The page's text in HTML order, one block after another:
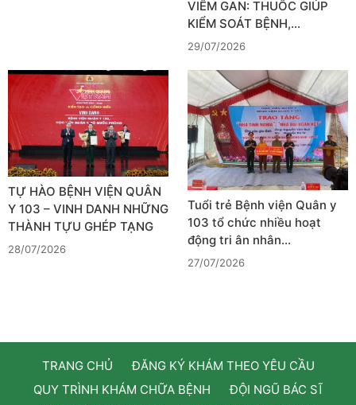
VIÊM GAN: THUỐC GIÚP
KIỂM SOÁT BỆNH,…
29/07/2026
TỰ HÀO BỆNH VIỆN QUÂN
Y 103 – VINH DANH NHỮNG
THÀNH TỰU GHÉP TẠNG
28/07/2026
Tuổi trẻ Bệnh viện Quân y
103 tổ chức nhiều hoạt
động tri ân nhân…
27/07/2026
TRANG CHỦ
ĐĂNG KÝ KHÁM THEO YÊU CẦU
QUY TRÌNH KHÁM CHỮA BỆNH
ĐỘI NGŨ BÁC SĨ